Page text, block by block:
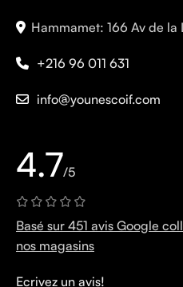
Hammamet: 166 Av de
+216 96 011 631
info@younescoif.com
4.7/5
Basé sur 451 avis Google
nos magasins
Ecrivez un avis!